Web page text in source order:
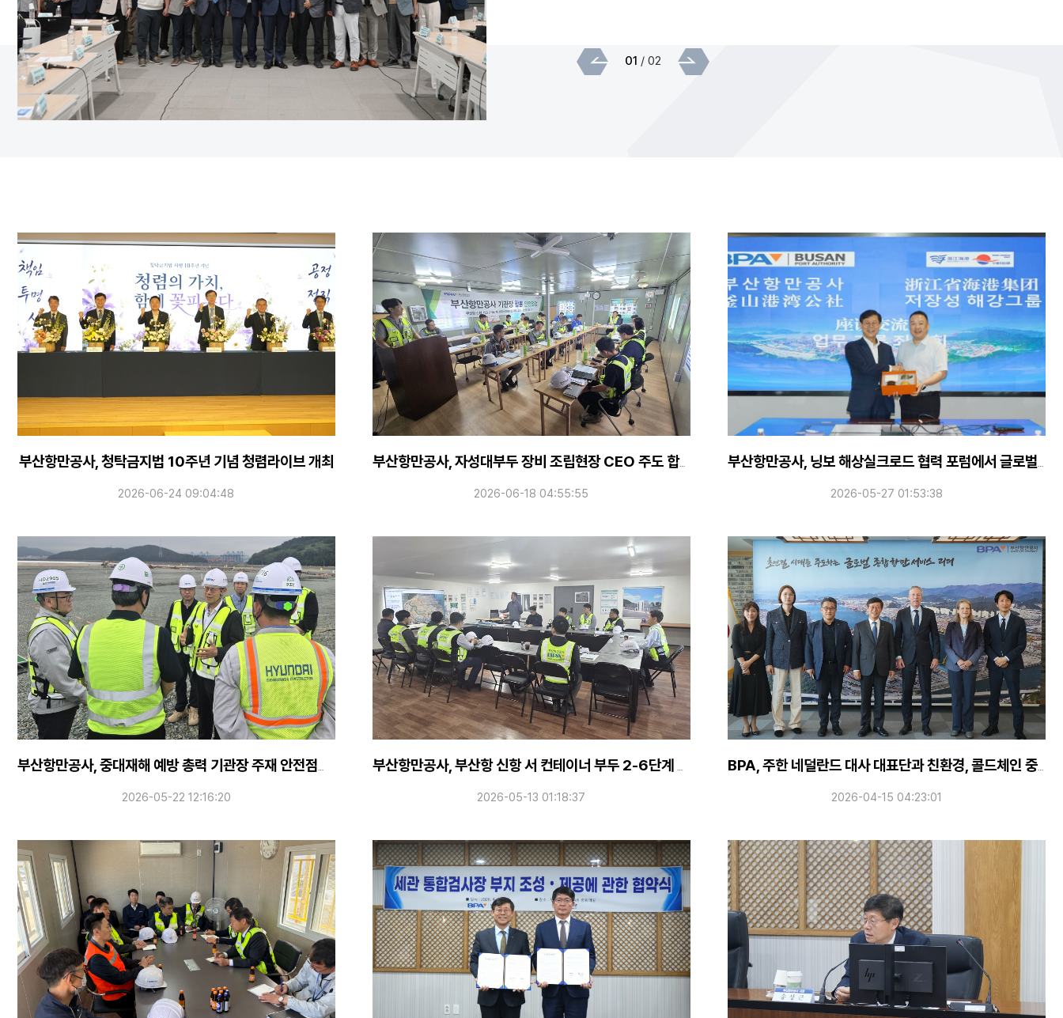
01 / 02
부산항만공사, 청탁금지법 10주년 기념 청렴라이브 개최
2026-06-24 09:04:48
부산항만공사, 자성대부두 장비 조립현장 CEO 주도 합동점검 실시
2026-06-18 04:55:55
부산항만공사, 닝보 해상실크로드 협력 포럼에서 글로벌 공급망 안정화 전략 소개
2026-05-27 01:53:38
부산항만공사, 중대재해 예방 총력 기관장 주재 안전점검 실시
2026-05-22 12:16:20
부산항만공사, 부산항 신항 서 컨테이너 부두 2-6단계 현장 안전점검 실시
2026-05-13 01:18:37
BPA, 주한 네덜란드 대사 대표단과 친환경, 콜드체인 중심 물류협력 강화
2026-04-15 04:23:01